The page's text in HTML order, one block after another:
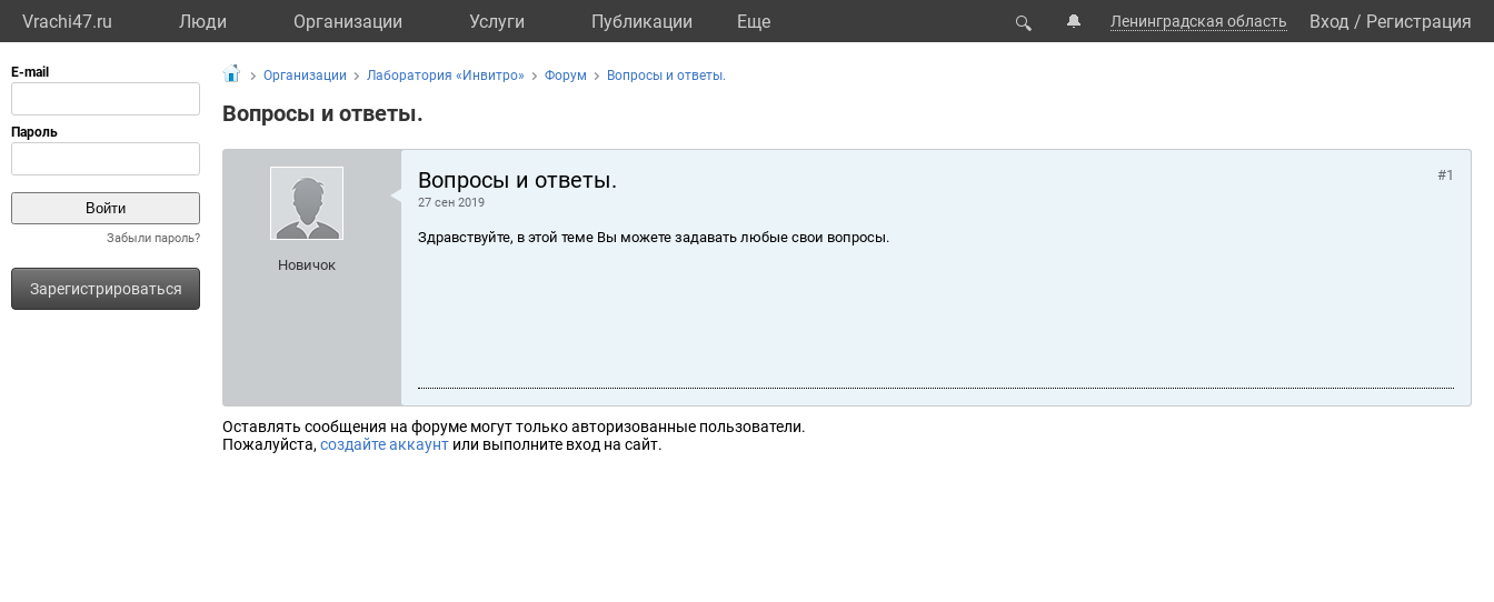
Vrachi47.ru Люди Организации Услуги Публикации Eще 🔍 🔔 Ленинградская область Вход / Регистрация
Забыли пароль?
Зарегистрироваться
Организации Лаборатория «Инвитро» Форум Вопросы и ответы.
Вопросы и ответы.
Новичок
Вопросы и ответы.
27 сен 2019
#1
Здравствуйте, в этой теме Вы можете задавать любые свои вопросы.
Оставлять сообщения на форуме могут только авторизованные пользователи.
Пожалуйста, создайте аккаунт или выполните вход на сайт.